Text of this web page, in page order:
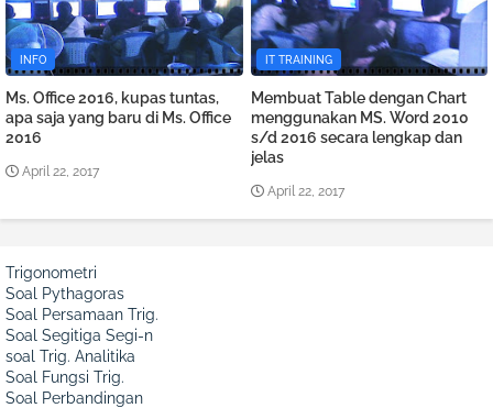
INFO
Ms. Office 2016, kupas tuntas,
apa saja yang baru di Ms. Office
2016
April 22, 2017
IT TRAINING
Membuat Table dengan Chart
menggunakan MS. Word 2010
s/d 2016 secara lengkap dan
jelas
April 22, 2017
Trigonometri
Soal Pythagoras
Soal Persamaan Trig.
Soal Segitiga Segi-n
soal Trig. Analitika
Soal Fungsi Trig.
Soal Perbandingan